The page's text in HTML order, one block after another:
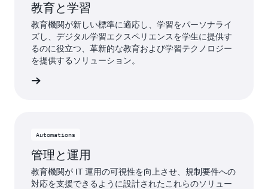
教育と学習
教育機関が新しい標準に適応し、学習をパーソナライ
ズし、デジタル学習エクスペリエンスを学生に提供す
るのに役立つ、革新的な教育および学習テクノロジー
を提供するソリューション。
Automations
管理と運用
教育機関が IT 運用の可視性を向上させ、規制要件への
対応を支援できるように設計されたこれらのソリュー